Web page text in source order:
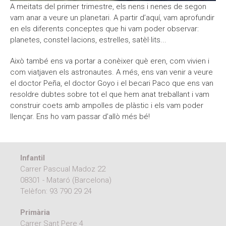
A meitats del primer trimestre, els nens i nenes de segon
vam anar a veure un planetari. A partir d’aquí, vam aprofundir
en els diferents conceptes que hi vam poder observar:
planetes, constel·lacions, estrelles, satèl·lits...
Això també ens va portar a conèixer què eren, com vivien i
com viatjaven els astronautes. A més, ens van venir a veure
el doctor Peña, el doctor Goyo i el becari Paco que ens van
resoldre dubtes sobre tot el que hem anat treballant i vam
construir coets amb ampolles de plàstic i els vam poder
llençar. Ens ho vam passar d’allò més bé!
Infantil
Carrer Pascual Madoz 22
08301 - Mataró (Barcelona)
Telèfon: 93 790 29 24
Primària
Carrer Sant Pere 4